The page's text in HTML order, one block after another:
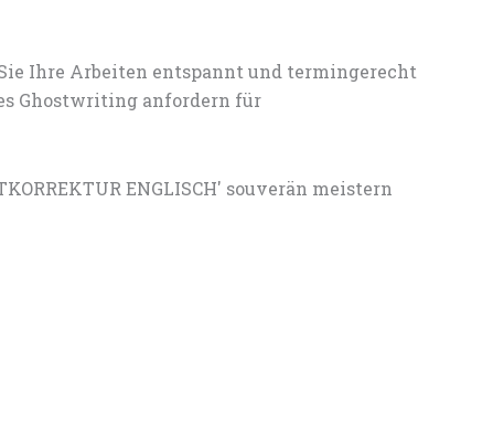
Ihre Arbeiten entspannt und termingerecht
Ghostwriting anfordern für
ENGLISCH' souverän meistern